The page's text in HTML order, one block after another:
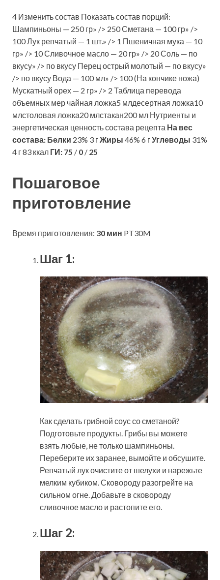
4 Изменить состав Показать состав порций:
Шампиньоны — 250 гр» /> 250 Сметана — 100 гр» />
100 Лук репчатый — 1 шт.» /> 1 Пшеничная мука — 10
гр» /> 10 Сливочное масло — 20 гр» /> 20 Соль — по
вкусу» /> по вкусу Перец острый молотый — по вкусу»
/> по вкусу Вода — 100 мл» /> 100 (На кончике ножа)
Мускатный орех — 2 гр» /> 2 Таблица перевода
объемных мер чайная ложка5 млдесертная ложка10
млстоловая ложка20 млстакан200 мл Нутриенты и
энергетическая ценность состава рецепта На вес
состава: Белки 23% 3 гЖиры 46% 6 гУглеводы 31%
4 г 83 ккал ГИ: 75 / 0 / 25
Пошаговое
приготовление
Время приготовления: 30 мин PT30M
Шаг 1:
Как сделать грибной соус со сметаной?
Подготовьте продукты. Грибы вы можете
взять любые, не только шампиньоны.
Переберите их заранее, вымойте и обсушите.
Репчатый лук очистите от шелухи и нарежьте
мелким кубиком. Сковороду разогрейте на
сильном огне. Добавьте в сковороду
сливочное масло и растопите его.
Шаг 2: